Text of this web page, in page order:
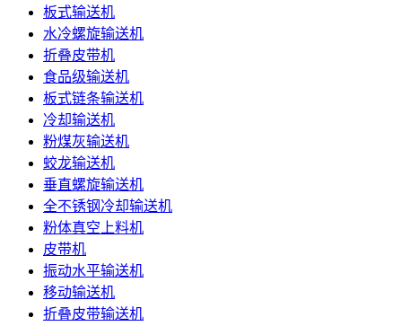
板式输送机
水冷螺旋输送机
折叠皮带机
食品级输送机
板式链条输送机
冷却输送机
粉煤灰输送机
蛟龙输送机
垂直螺旋输送机
全不锈钢冷却输送机
粉体真空上料机
皮带机
振动水平输送机
移动输送机
折叠皮带输送机